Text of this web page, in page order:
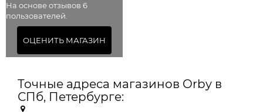
На основе отзывов 6
пользователей.
ОЦЕНИТЬ МАГАЗИН
Точные адреса магазинов Orby в
СПб, Петербурге: